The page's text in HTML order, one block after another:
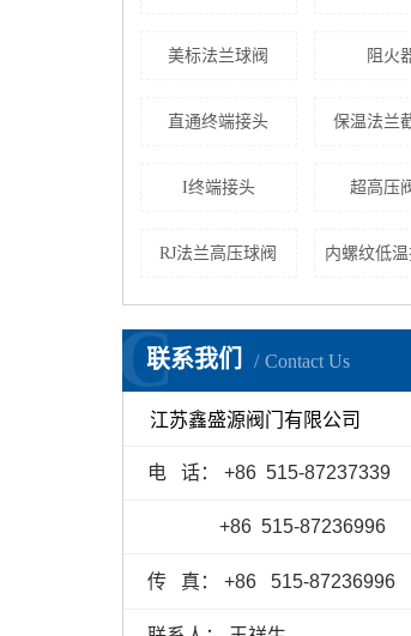
美标法兰球阀 阻火
直通终端接头 保温法兰
I终端接头 超高压
RJ法兰高压球阀 内螺纹低温
联系我们 Contact Us
C
江苏鑫盛源阀门有限公司
电 话： +86 515-87237339
+86 515-87236996
传 真： +86 515-87236996